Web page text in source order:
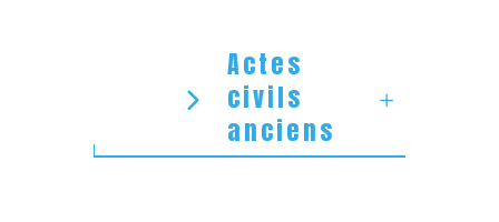
Actes
civils
anciens